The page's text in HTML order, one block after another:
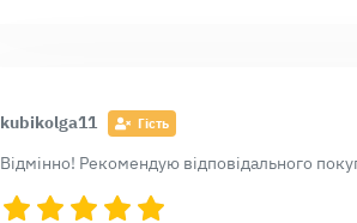
kubikolga11 Гість
Відмінно! Рекомендую відповідального